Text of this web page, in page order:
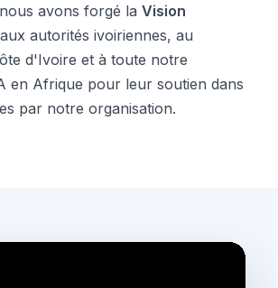
avons forgé la Vision
autorités ivoiriennes, au
d'Ivoire et à toute notre
en Afrique pour leur soutien dans
par notre organisation.